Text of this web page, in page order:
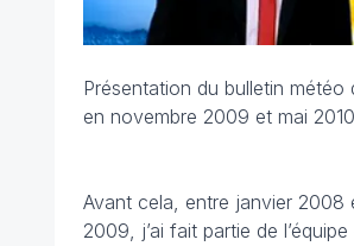
Présentation du bulletin météo
en novembre 2009 et mai 2010
Avant cela, entre janvier 2008
2009, j’ai fait partie de l’équipe